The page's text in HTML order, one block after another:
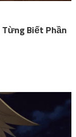
Biết Phần